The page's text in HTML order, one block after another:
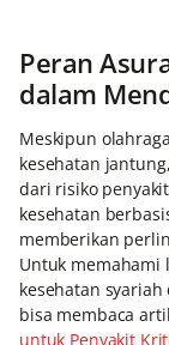
Peran
dalam
Meskipun
kesehatan
dari risiko
kesehatan
memberikan
Untuk
kesehatan
bisa membaca
untuk Penyakit